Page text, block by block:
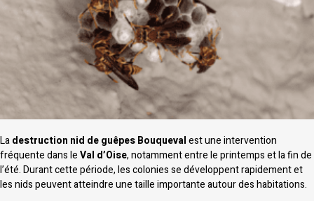
Ladestruction nid de guêpes Bouquevalest une intervention
fréquente dans leVal d’Oise, notamment entre le printemps et la fin de
l’été. Durant cette période, les colonies se développent rapidement et
les nids peuvent atteindre une taille importante autour des habitations.